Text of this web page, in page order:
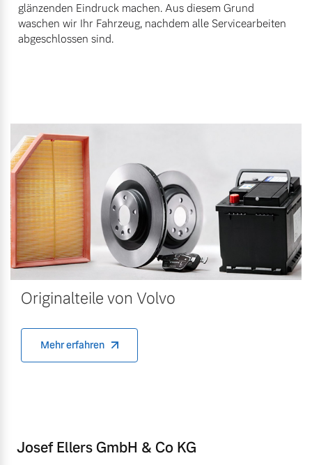
glänzenden Eindruck machen. Aus diesem Grund
waschen wir Ihr Fahrzeug, nachdem alle Servicearbeiten
abgeschlossen sind.
Originalteile von Volvo
Mehr erfahren
Josef Ellers GmbH & Co KG